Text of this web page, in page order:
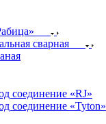
сварная
соединение «RJ»
соединение «Tyton»